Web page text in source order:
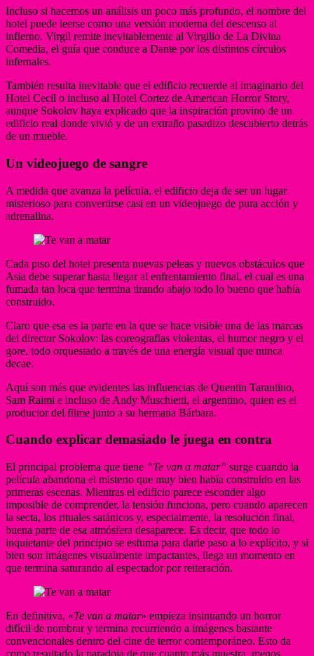
Incluso si hacemos un análisis un poco más profundo, el nombre del
hotel puede leerse como una versión moderna del descenso al
infierno. Virgil remite inevitablemente al Virgilio de La Divina
Comedia, el guía que conduce a Dante por los distintos círculos
infernales.
También resulta inevitable que el edificio recuerde al imaginario del
Hotel Cecil o incluso al Hotel Cortez de American Horror Story,
aunque Sokolov haya explicado que la inspiración provino de un
edificio real donde vivió y de un extraño pasadizo descubierto detrás
de un mueble.
Un videojuego de sangre
A medida que avanza la película, el edificio deja de ser un lugar
misterioso para convertirse casi en un videojuego de pura acción y
adrenalina.
Cada piso del hotel presenta nuevas peleas y nuevos obstáculos que
Asia debe superar hasta llegar al enfrentamiento final, el cual es una
fumada tan loca que termina tirando abajo todo lo bueno que había
construido.
Claro que esa es la parte en la que se hace visible una de las marcas
del director Sokolov: las coreografías violentas, el humor negro y el
gore, todo orquestado a través de una energía visual que nunca
decae.
Aquí son más que evidentes las influencias de Quentin Tarantino,
Sam Raimi e incluso de Andy Muschietti, el argentino, quien es el
productor del filme junto a su hermana Bárbara.
Cuando explicar demasiado le juega en contra
El principal problema que tiene “Te van a matar” surge cuando la
película abandona el misterio que muy bien había construido en las
primeras escenas. Mientras el edificio parece esconder algo
imposible de comprender, la tensión funciona, pero cuando aparecen
la secta, los rituales satánicos y, especialmente, la resolución final,
buena parte de esa atmósfera desaparece. Es decir, que todo lo
inquietante del principio se esfuma para darle paso a lo explícito, y si
bien son imágenes visualmente impactantes, llega un momento en
que termina saturando al espectador por reiteración.
En definitiva, «Te van a matar» empieza insinuando un horror
difícil de nombrar y termina recurriendo a imágenes bastante
convencionales dentro del cine de terror contemporáneo. Esto da
como resultado la paradoja de que cuanto más muestra, menos